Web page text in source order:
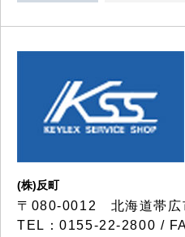
(株)反町
〒080-0012 北海道帯広
TEL：0155-22-2800 /